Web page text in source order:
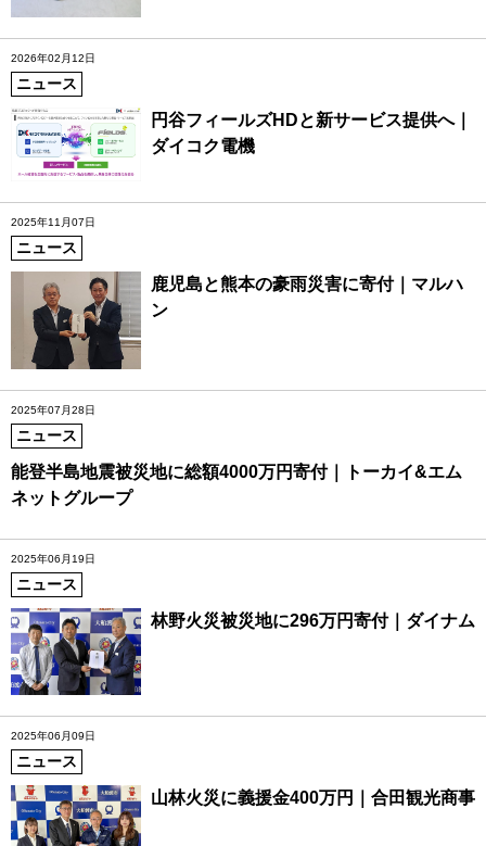
2026年02月12日
ニュース
円谷フィールズHDと新サービス提供へ｜
ダイコク電機
2025年11月07日
ニュース
鹿児島と熊本の豪雨災害に寄付｜マルハ
ン
2025年07月28日
ニュース
能登半島地震被災地に総額4000万円寄付｜トーカイ&エム
ネットグループ
2025年06月19日
ニュース
林野火災被災地に296万円寄付｜ダイナム
2025年06月09日
ニュース
山林火災に義援金400万円｜合田観光商事